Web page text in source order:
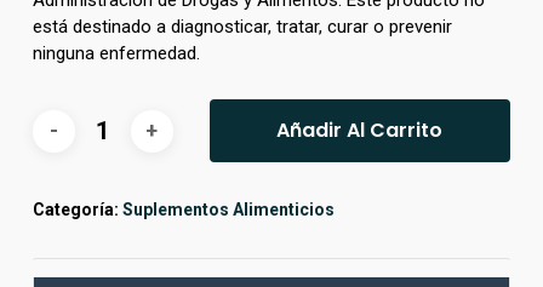
está destinado a diagnosticar, tratar, curar o prevenir
ninguna enfermedad.
Añadir Al Carrito
Categoría: Suplementos Alimenticios